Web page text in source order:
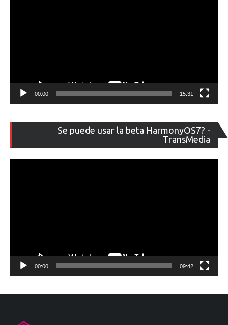
00:00 15:31
Se puede usar la beta HarmonyOS7? -
TransMedia
de
00:00 09:42